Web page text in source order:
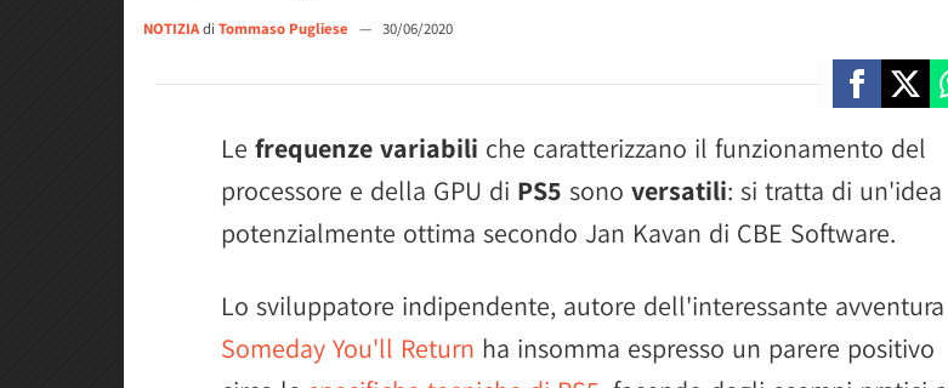
NOTIZIAdi Tommaso Pugliese — 30/06/2020
Le frequenze variabili che caratterizzano il funzionamento del
processore e della GPU di PS5 sono versatili: si tratta di un'idea
potenzialmente ottima secondo Jan Kavan di CBE Software.
Lo sviluppatore indipendente, autore dell'interessante avventura
Someday You'll Return ha insomma espresso un parere positivo